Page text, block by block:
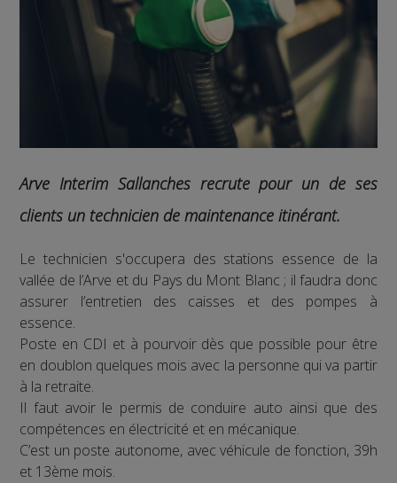
Arve Interim Sallanches recrute pour un de ses
clients un technicien de maintenance itinérant.
Le technicien s'occupera des stations essence de la
vallée de l’Arve et du Pays du Mont Blanc ; il faudra donc
assurer l’entretien des caisses et des pompes à
essence.
Poste en CDI et à pourvoir dès que possible pour être
en doublon quelques mois avec la personne qui va partir
à la retraite.
Il faut avoir le permis de conduire auto ainsi que des
compétences en électricité et en mécanique.
C’est un poste autonome, avec véhicule de fonction, 39h
et 13ème mois.